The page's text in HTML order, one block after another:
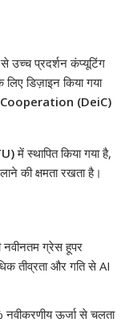
उच्च प्रदर्शन कंप्यूटिंग
डिज़ाइन किया गया
(DeiC)
में स्थापित किया गया है,
की क्षमता रखता है।
ग्रेस हूपर
तीव्रता और गति से AI
ऊर्जा से चलता